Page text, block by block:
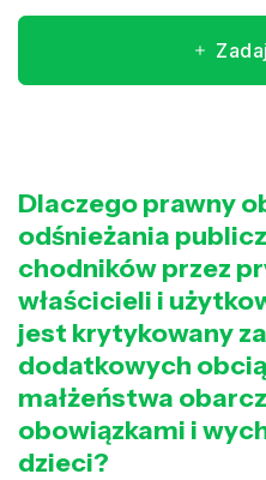
Dlaczego prawny
odśnieżania
chodników przez
właścicieli i
jest krytykowany
dodatkowych
małżeństwa
obowiązkami i
dzieci?